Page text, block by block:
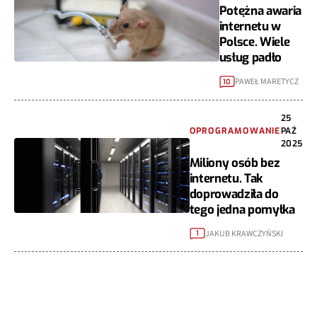
Potężna awaria
internetu w
Polsce. Wiele
usług padło
10 PAWEŁ MARETYCZ
OPROGRAMOWANIE
25
PAŹ
2025
Miliony osób bez
internetu. Tak
doprowadziła do
tego jedna pomyłka
1 JAKUB KRAWCZYŃSKI